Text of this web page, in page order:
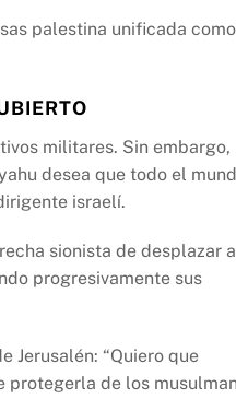
palestina unificada
militares. Sin embargo,
desea que todo el
israelí.
sionista de desplazar
progresivamente sus
Jerusalén: “Quiero que
protegerla de los